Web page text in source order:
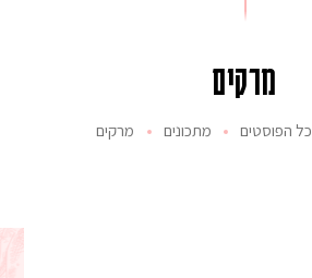
מרקים
כל הפוסטים מתכונים מרקים